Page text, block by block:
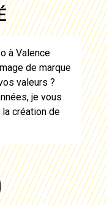
à Valence
de marque
valeurs ?
je vous
la création de